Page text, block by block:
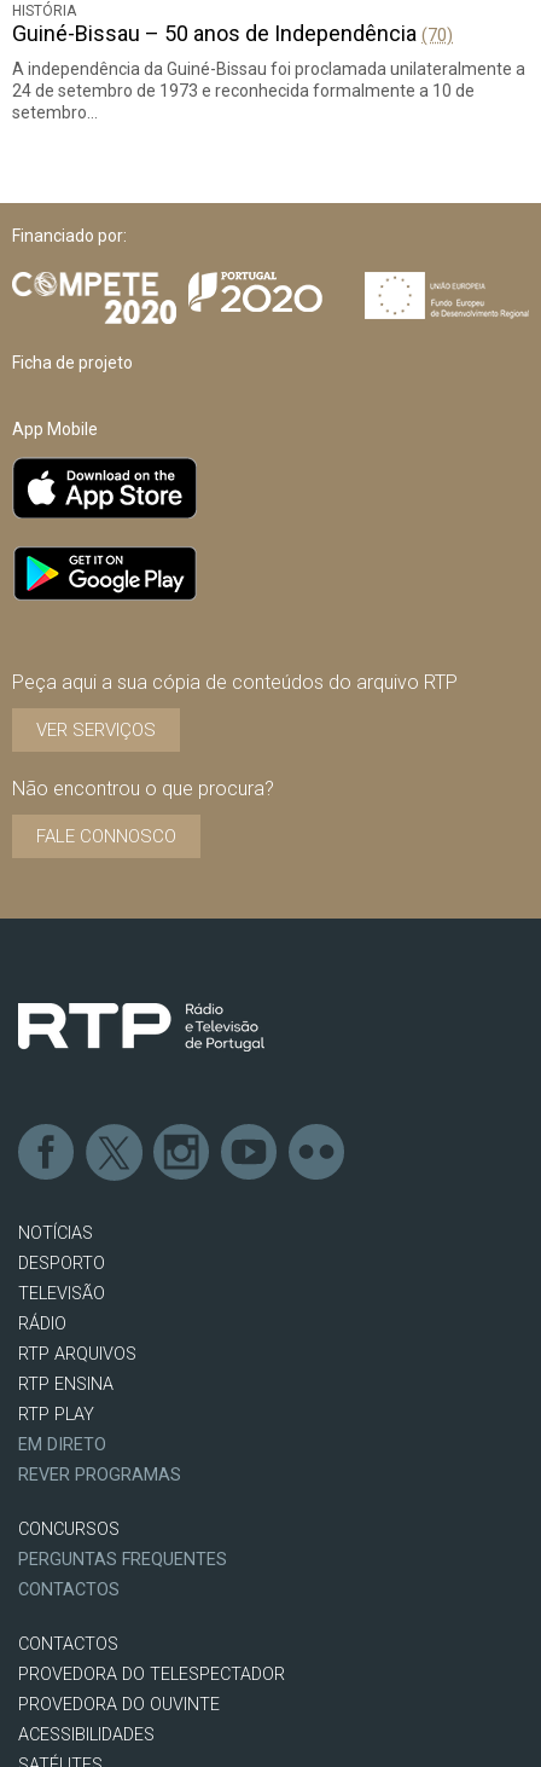
HISTÓRIA
Guiné-Bissau – 50 anos de Independência (70)
A independência da Guiné-Bissau foi proclamada unilateralmente a
24 de setembro de 1973 e reconhecida formalmente a 10 de
setembro…
Financiado por:
Ficha de projeto
App Mobile
Peça aqui a sua cópia de conteúdos do arquivo RTP
VER SERVIÇOS
Não encontrou o que procura?
FALE CONNOSCO
NOTÍCIAS
DESPORTO
TELEVISÃO
RÁDIO
RTP ARQUIVOS
RTP ENSINA
RTP PLAY
EM DIRETO
REVER PROGRAMAS
CONCURSOS
PERGUNTAS FREQUENTES
CONTACTOS
CONTACTOS
PROVEDORA DO TELESPECTADOR
PROVEDORA DO OUVINTE
ACESSIBILIDADES